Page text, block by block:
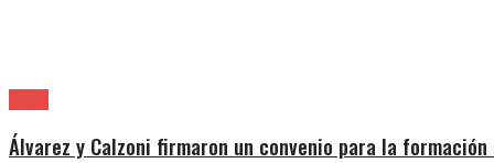
Álvarez y Calzoni firmaron un convenio para la